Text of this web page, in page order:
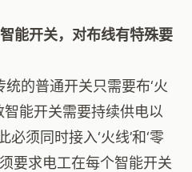
能开关，对布线有特殊要
的普通开关只需要布‘火
智能开关需要持续供电以
须同时接入‘火线’和‘零
要求电工在每个智能开关